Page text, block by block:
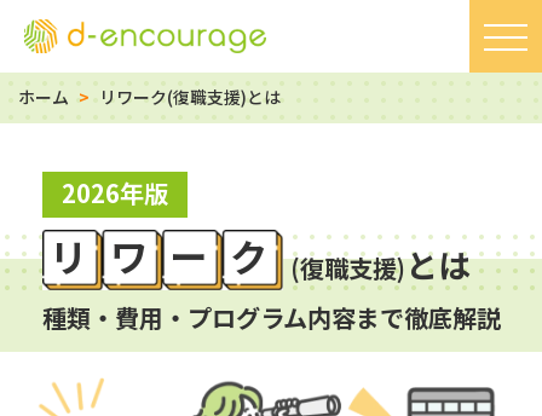
ホーム > リワーク(復職支援)とは
2026年版
リワーク(復職支援)とは
種類・費用・プログラム内容まで徹底解説